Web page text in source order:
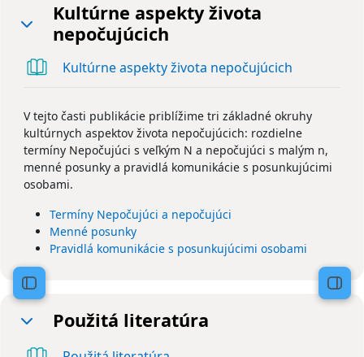
Otvoriť index kurzu
Zbaliť
Kultúrne aspekty života
nepočujúcich
Kultúrne aspekty života nepočujúcich
V tejto časti publikácie priblížime tri základné okruhy
kultúrnych aspektov života nepočujúcich: rozdielne
termíny Nepočujúci s veľkým N a nepočujúci s malým n,
menné posunky a pravidlá komunikácie s posunkujúcimi
osobami.
Termíny Nepočujúci a nepočujúci
Menné posunky
Pravidlá komunikácie s posunkujúcimi osobami
Zbaliť Použitá literatúra